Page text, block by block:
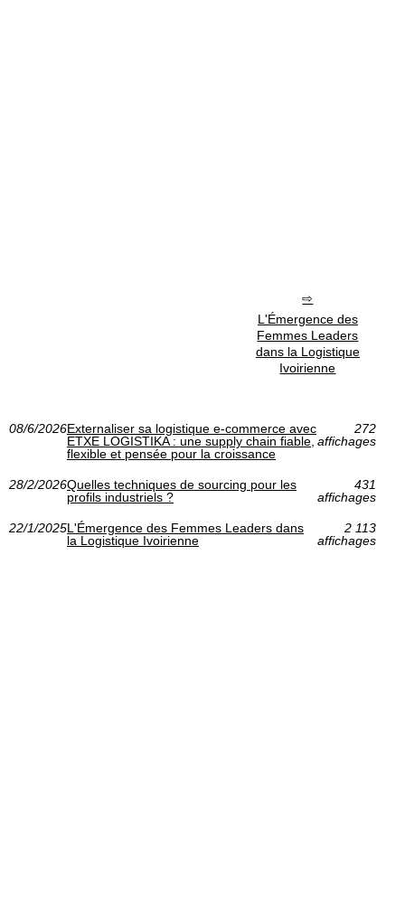
L'Émergence des
Femmes Leaders
dans la Logistique
Ivoirienne
08/6/2026Externaliser sa logistique e‑commerce avec
ETXE LOGISTIKA : une supply chain fiable,
flexible et pensée pour la croissance
272
affichages
28/2/2026Quelles techniques de sourcing pour les
profils industriels ?
431
affichages
22/1/2025L'Émergence des Femmes Leaders dans
la Logistique Ivoirienne
2 113
affichages